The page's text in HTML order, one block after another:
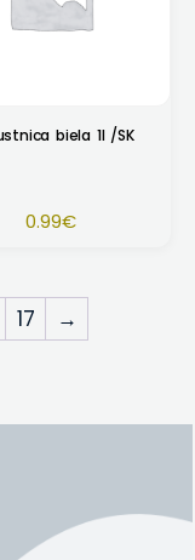
biela 1l /SK
0.99€
17 →